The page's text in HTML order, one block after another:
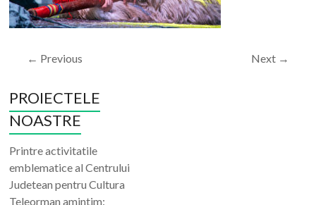
← Previous Next →
PROIECTELE
NOASTRE
Printre activitatile
emblematice al Centrului
Judetean pentru Cultura
Teleorman amintim: